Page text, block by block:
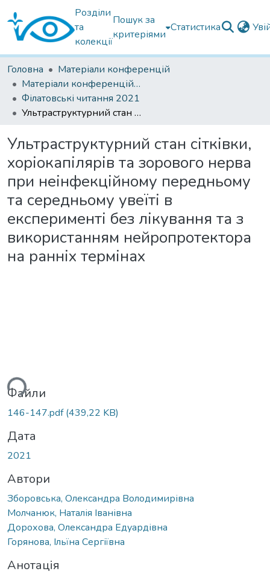
Розділи
та
колекції
Пошук за
критеріями
Статистика
Головна
Матеріали конференцій
Матеріали конференцій Інституту Філатова
Філатовські читання 2021
Ультраструктурний стан сітківки, хоріокапілярів та зорового нерва при неінфекційному передньому та середньому увеїті в експерименті без лікування та з використанням нейропротектора на ранніх термінах
Ультраструктурний стан сітківки,
хоріокапілярів та зорового нерва
при неінфекційному передньому
та середньому увеїті в
експерименті без лікування та з
використанням нейропротектора
на ранніх термінах
Файли
146-147.pdf(439,22 KB)
Дата
2021
Автори
Зборовська, Олександра Володимирівна
Молчанюк, Наталія Іванівна
Дорохова, Олександра Едуардівна
Горянова, Ільїна Сергіївна
Анотація